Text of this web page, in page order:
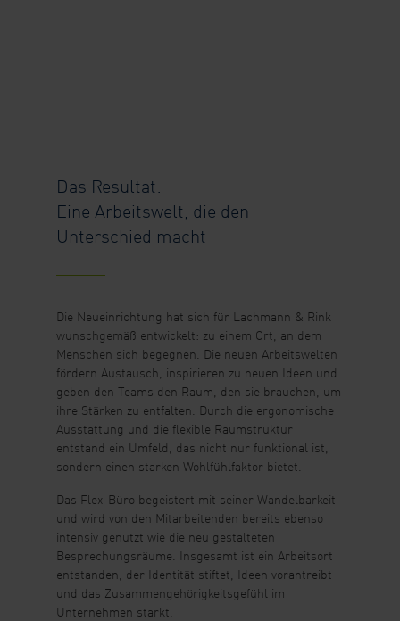
Das Resultat:
Eine Arbeitswelt, die den
Unterschied macht
Die Neueinrichtung hat sich für Lachmann & Rink
wunschgemäß entwickelt: zu einem Ort, an dem
Menschen sich begegnen. Die neuen Arbeitswelten
fördern Austausch, inspirieren zu neuen Ideen und
geben den Teams den Raum, den sie brauchen, um
ihre Stärken zu entfalten. Durch die ergonomische
Ausstattung und die flexible Raumstruktur
entstand ein Umfeld, das nicht nur funktional ist,
sondern einen starken Wohlfühlfaktor bietet.
Das Flex-Büro begeistert mit seiner Wandelbarkeit
und wird von den Mitarbeitenden bereits ebenso
intensiv genutzt wie die neu gestalteten
Besprechungsräume. Insgesamt ist ein Arbeitsort
entstanden, der Identität stiftet, Ideen vorantreibt
und das Zusammengehörigkeitsgefühl im
Unternehmen stärkt.